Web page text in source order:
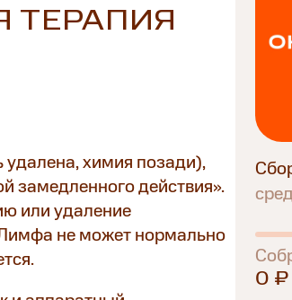
ТЕРАПИЯ
удалена, химия позади),
замедленного действия».
или удаление
не может нормально
0 ₽